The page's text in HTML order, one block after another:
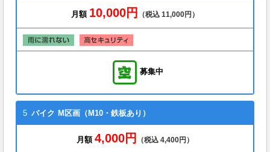
月額 10,000円 （税込 11,000円）
募集中
5 バイク M区画（M10・鉄板あり）
月額 4,000円 （税込 4,400円）